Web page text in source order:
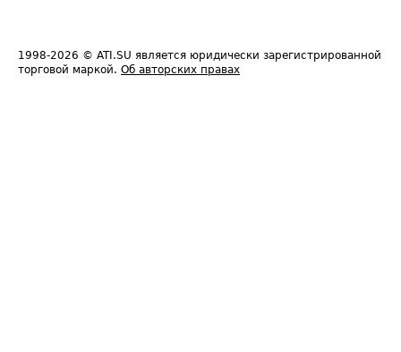
1998-2026 © ATI.SU является юридически зарегистрированной
торговой маркой. Об авторских правах